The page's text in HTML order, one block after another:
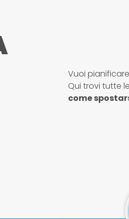
Vuoi
Qui trovi tutte le
come